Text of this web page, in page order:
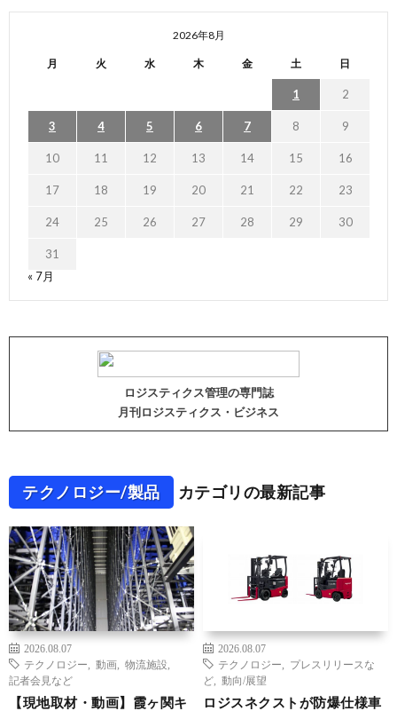
2026年8月
月 火 水 木 金 土 日
1 2
3 4 5 6 7 8 9
10 11 12 13 14 15 16
17 18 19 20 21 22 23
24 25 26 27 28 29 30
31
« 7月
ロジスティクス管理の専門誌
月刊ロジスティクス・ビジネス
テクノロジー/製品 カテゴリの最新記事
2026.08.07
テクノロジー
動画 物流施設
記者会見など
【現地取材・動画】霞ヶ関キ
2026.08.07
テクノロジー
プレスリリースな
ど
動向/展望
ロジスネクストが防爆仕様車